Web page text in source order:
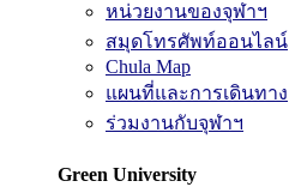
หน่วยงานของจุฬาฯ
สมุดโทรศัพท์ออนไลน์
Chula Map
แผนที่และการเดินทาง
ร่วมงานกับจุฬาฯ
Green University